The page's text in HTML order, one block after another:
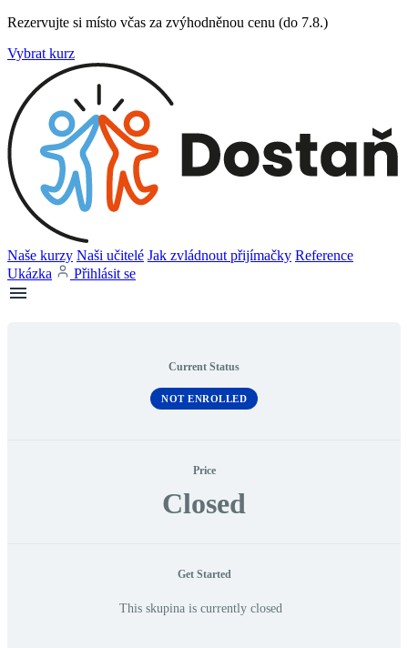
Rezervujte si místo včas za zvýhodněnou cenu (do 7.8.)
Vybrat kurz
Naše kurzy Naši učitelé Jak zvládnout přijímačky Reference
Ukázka
Přihlásit se
Current Status
NOT ENROLLED
Price
Closed
Get Started
This skupina is currently closed